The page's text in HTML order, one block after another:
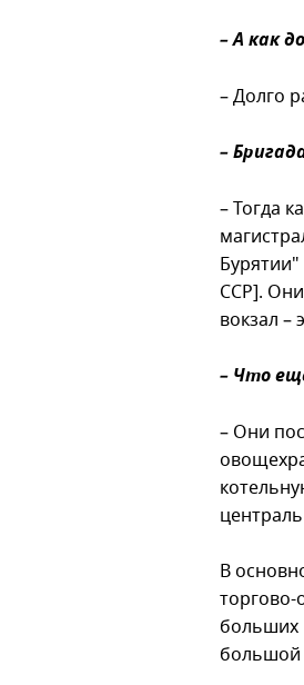
– А как
– Долго
–
– Тогда
ССР].
вокзал –
– Что
– Они
В
больших
большой